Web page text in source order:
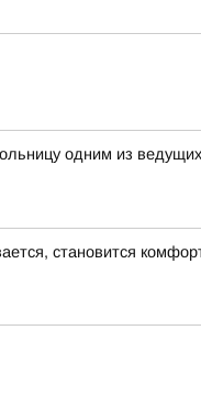
одним из
становится